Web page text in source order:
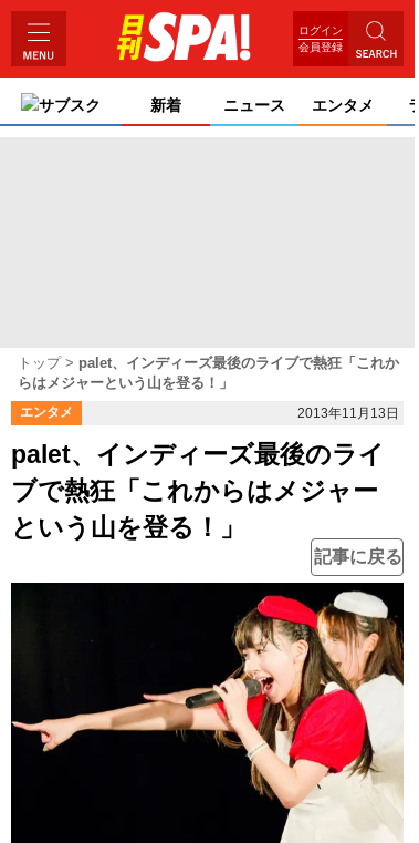
ログイン
会員登録
サブスク 新着 ニュース エンタメ
トップ
palet、インディーズ最後のライブで熱狂「これか
らはメジャーという山を登る！」
エンタメ 2013年11月13日
palet、インディーズ最後のライ
ブで熱狂「これからはメジャー
という山を登る！」
記事に戻る